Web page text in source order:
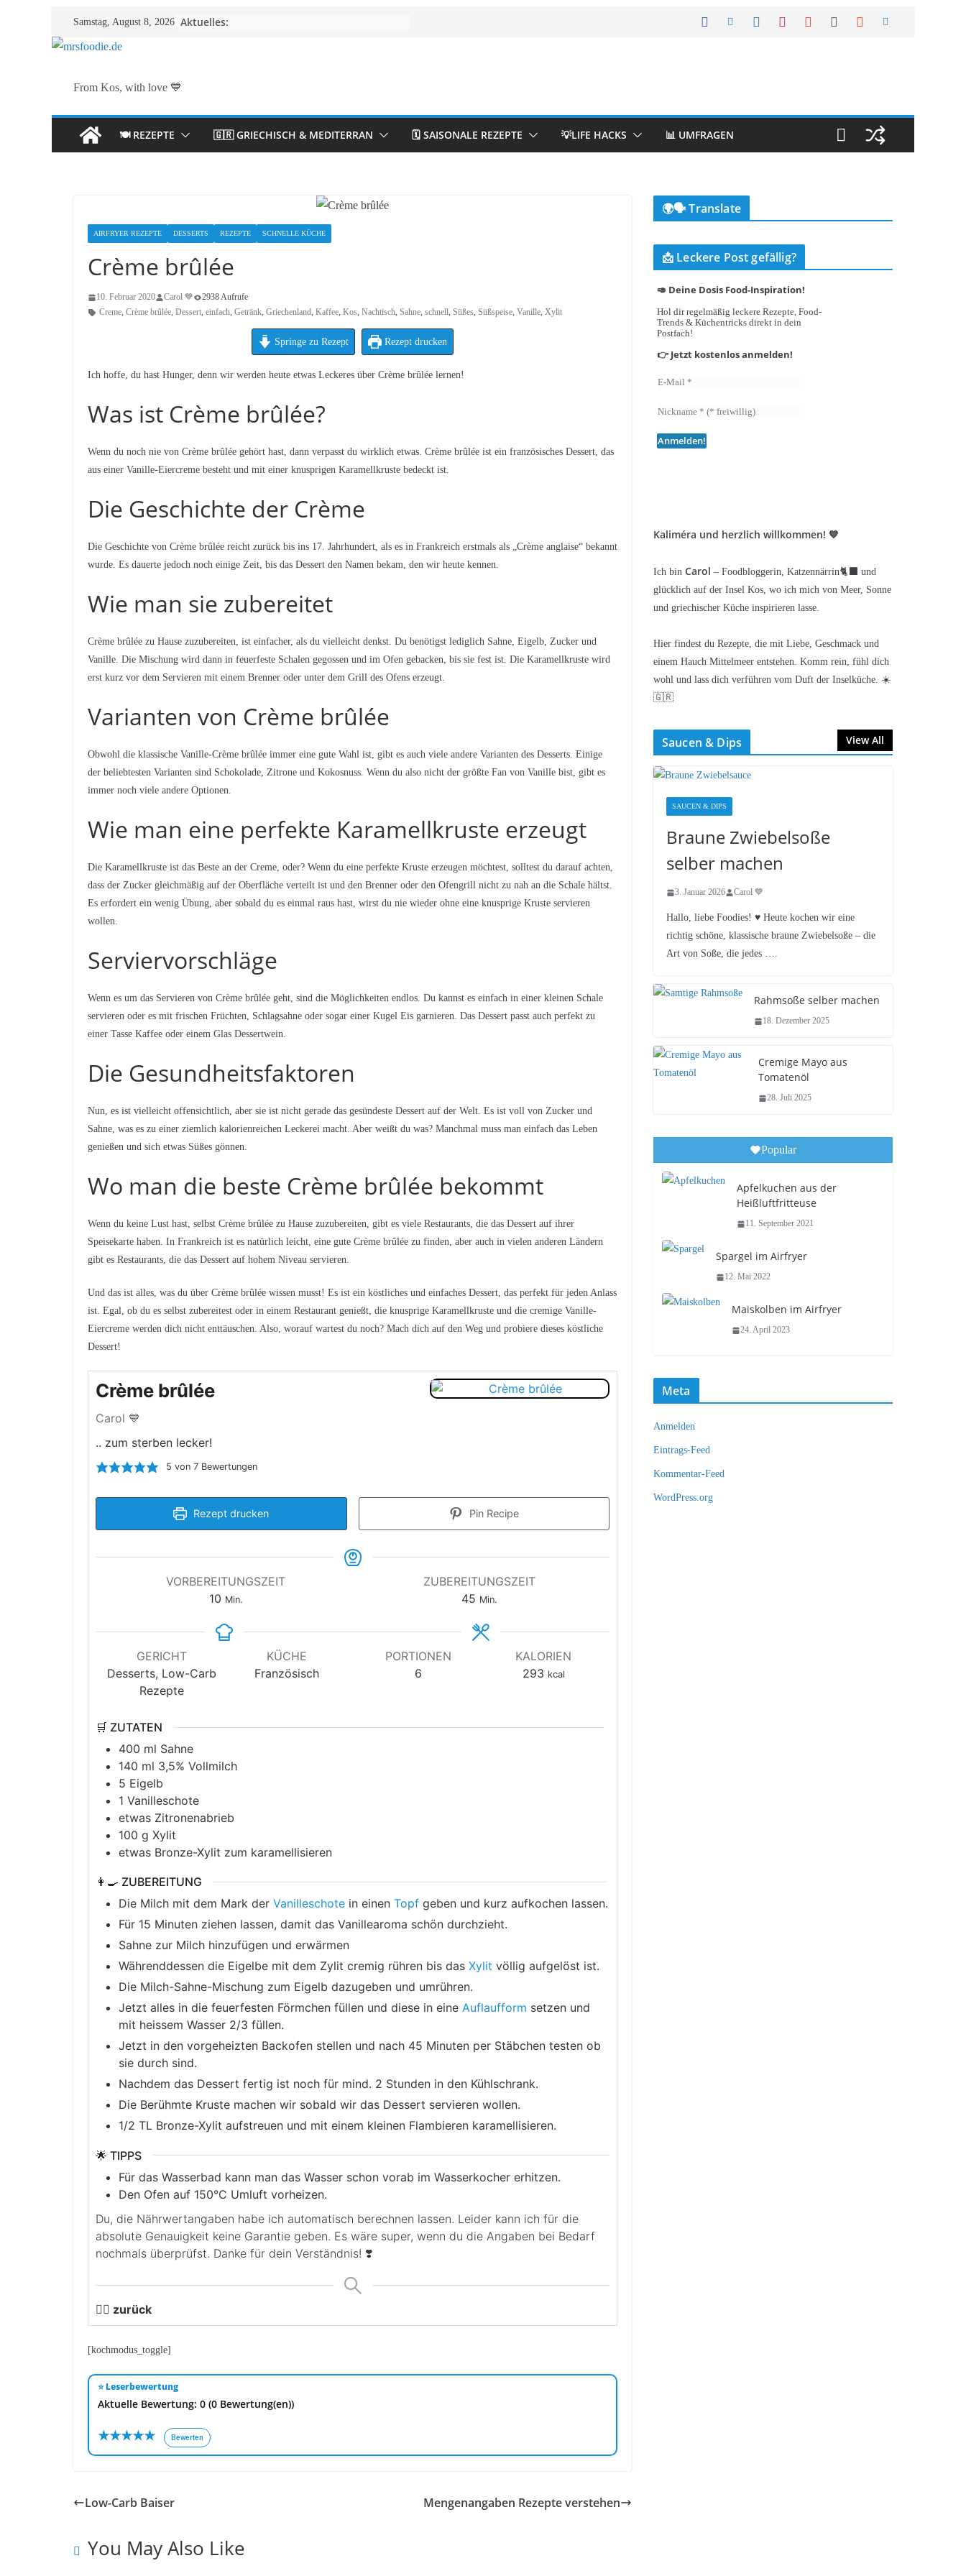
Inhalt
Samstag, August 8, 2026 Aktuelles:
From Kos, with love 💙
🍽️ REZEPTE 🇬🇷 GRIECHISCH & MEDITERRAN 🗓️ SAISONALE REZEPTE 💡LIFE HACKS 📊 UMFRAGEN
AIRFRYER REZEPTE DESSERTS REZEPTE SCHNELLE KÜCHE
Crème brûlée
10. Februar 2020 Carol 💙
2938 Aufrufe
Creme, Crème brûlée, Dessert, einfach, Getränk, Griechenland, Kaffee, Kos, Nachtisch, Sahne, schnell, Süßes, Süßspeise, Vanille, Xylit
Springe zu Rezept Rezept drucken
Ich hoffe, du hast Hunger, denn wir werden heute etwas Leckeres über Crème brûlée lernen!
Was ist Crème brûlée?
Wenn du noch nie von Crème brûlée gehört hast, dann verpasst du wirklich etwas. Crème brûlée ist ein französisches Dessert, das
aus einer Vanille-Eiercreme besteht und mit einer knusprigen Karamellkruste bedeckt ist.
Die Geschichte der Crème
Die Geschichte von Crème brûlée reicht zurück bis ins 17. Jahrhundert, als es in Frankreich erstmals als „Crème anglaise“ bekannt
wurde. Es dauerte jedoch noch einige Zeit, bis das Dessert den Namen bekam, den wir heute kennen.
Wie man sie zubereitet
Crème brûlée zu Hause zuzubereiten, ist einfacher, als du vielleicht denkst. Du benötigst lediglich Sahne, Eigelb, Zucker und
Vanille. Die Mischung wird dann in feuerfeste Schalen gegossen und im Ofen gebacken, bis sie fest ist. Die Karamellkruste wird
erst kurz vor dem Servieren mit einem Brenner oder unter dem Grill des Ofens erzeugt.
Varianten von Crème brûlée
Obwohl die klassische Vanille-Crème brûlée immer eine gute Wahl ist, gibt es auch viele andere Varianten des Desserts. Einige
der beliebtesten Varianten sind Schokolade, Zitrone und Kokosnuss. Wenn du also nicht der größte Fan von Vanille bist, gibt es
immer noch viele andere Optionen.
Wie man eine perfekte Karamellkruste erzeugt
Die Karamellkruste ist das Beste an der Creme, oder? Wenn du eine perfekte Kruste erzeugen möchtest, solltest du darauf achten,
dass der Zucker gleichmäßig auf der Oberfläche verteilt ist und den Brenner oder den Ofengrill nicht zu nah an die Schale hältst.
Es erfordert ein wenig Übung, aber sobald du es einmal raus hast, wirst du nie wieder ohne eine knusprige Kruste servieren
wollen.
Serviervorschläge
Wenn es um das Servieren von Crème brûlée geht, sind die Möglichkeiten endlos. Du kannst es einfach in einer kleinen Schale
servieren oder es mit frischen Früchten, Schlagsahne oder sogar einer Kugel Eis garnieren. Das Dessert passt auch perfekt zu
einer Tasse Kaffee oder einem Glas Dessertwein.
Die Gesundheitsfaktoren
Nun, es ist vielleicht offensichtlich, aber sie ist nicht gerade das gesündeste Dessert auf der Welt. Es ist voll von Zucker und
Sahne, was es zu einer ziemlich kalorienreichen Leckerei macht. Aber weißt du was? Manchmal muss man einfach das Leben
genießen und sich etwas Süßes gönnen.
Wo man die beste Crème brûlée bekommt
Wenn du keine Lust hast, selbst Crème brûlée zu Hause zuzubereiten, gibt es viele Restaurants, die das Dessert auf ihrer
Speisekarte haben. In Frankreich ist es natürlich leicht, eine gute Crème brûlée zu finden, aber auch in vielen anderen Ländern
gibt es Restaurants, die das Dessert auf hohem Niveau servieren.
Und das ist alles, was du über Crème brûlée wissen musst! Es ist ein köstliches und einfaches Dessert, das perfekt für jeden Anlass
ist. Egal, ob du es selbst zubereitest oder in einem Restaurant genießt, die knusprige Karamellkruste und die cremige Vanille-
Eiercreme werden dich nicht enttäuschen. Also, worauf wartest du noch? Mach dich auf den Weg und probiere dieses köstliche
Dessert!
Crème brûlée
Carol 💙
.. zum sterben lecker!
5 von 7Bewertungen
Rezept drucken Pin Recipe
VORBEREITUNGSZEIT
10Minuten
Min.
ZUBEREITUNGSZEIT
45Minuten
Min.
GERICHT
Desserts, Low-Carb
Rezepte
KÜCHE
Französisch
PORTIONEN
6
KALORIEN
293 kcal
🛒 ZUTATEN
400 ml Sahne
140 ml 3,5% Vollmilch
5 Eigelb
1 Vanilleschote
etwas Zitronenabrieb
100 g Xylit
etwas Bronze-Xylit zum karamellisieren
👩‍🍳 ZUBEREITUNG
Die Milch mit dem Mark der Vanilleschote in einen Topf geben und kurz aufkochen lassen.
Für 15 Minuten ziehen lassen, damit das Vanillearoma schön durchzieht.
Sahne zur Milch hinzufügen und erwärmen
Währenddessen die Eigelbe mit dem Zylit cremig rühren bis das Xylit völlig aufgelöst ist.
Die Milch-Sahne-Mischung zum Eigelb dazugeben und umrühren.
Jetzt alles in die feuerfesten Förmchen füllen und diese in eine Auflaufform setzen und
mit heissem Wasser 2/3 füllen.
Jetzt in den vorgeheizten Backofen stellen und nach 45 Minuten per Stäbchen testen ob
sie durch sind.
Nachdem das Dessert fertig ist noch für mind. 2 Stunden in den Kühlschrank.
Die Berühmte Kruste machen wir sobald wir das Dessert servieren wollen.
1/2 TL Bronze-Xylit aufstreuen und mit einem kleinen Flambieren karamellisieren.
🌟 TIPPS
Für das Wasserbad kann man das Wasser schon vorab im Wasserkocher erhitzen.
Den Ofen auf 150°C Umluft vorheizen.
Du, die Nährwertangaben habe ich automatisch berechnen lassen. Leider kann ich für die
absolute Genauigkeit keine Garantie geben. Es wäre super, wenn du die Angaben bei Bedarf
nochmals überprüfst. Danke für dein Verständnis! ❣️
👉🏻 zurück
[kochmodus_toggle]
⭐ Leserbewertung
Aktuelle Bewertung: 0 (0 Bewertung(en))
★★★★★ Bewerten
Low-Carb Baiser Mengenangaben Rezepte verstehen
You May Also Like
🌍🗣️ Translate
📩 Leckere Post gefällig?
🥑 Deine Dosis Food-Inspiration!
Hol dir regelmäßig leckere Rezepte, Food-
Trends & Küchentricks direkt in dein
Postfach!
👉 Jetzt kostenlos anmelden!
Kaliméra und herzlich willkommen! 💙
Ich bin Carol – Foodbloggerin, Katzennärrin🐈‍⬛ und
glücklich auf der Insel Kos, wo ich mich von Meer, Sonne
und griechischer Küche inspirieren lasse.
Hier findest du Rezepte, die mit Liebe, Geschmack und
einem Hauch Mittelmeer entstehen. Komm rein, fühl dich
wohl und lass dich verführen vom Duft der Inselküche. ☀️
🇬🇷
Saucen & Dips View All
SAUCEN & DIPS
Braune Zwiebelsoße
selber machen
3. Januar 2026 Carol 💙
Hallo, liebe Foodies! ♥︎ Heute kochen wir eine
richtig schöne, klassische braune Zwiebelsoße – die
Art von Soße, die jedes ….
Rahmsoße selber machen
18. Dezember 2025
Cremige Mayo aus
Tomatenöl
28. Juli 2025
Popular
Apfelkuchen aus der
Heißluftfritteuse
11. September 2021
Spargel im Airfryer
12. Mai 2022
Maiskolben im Airfryer
24. April 2023
Meta
Anmelden
Eintrags-Feed
Kommentar-Feed
WordPress.org